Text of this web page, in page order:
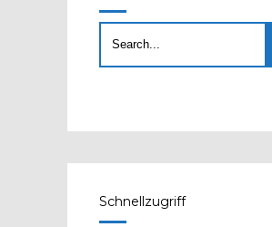
Schnellzugriff